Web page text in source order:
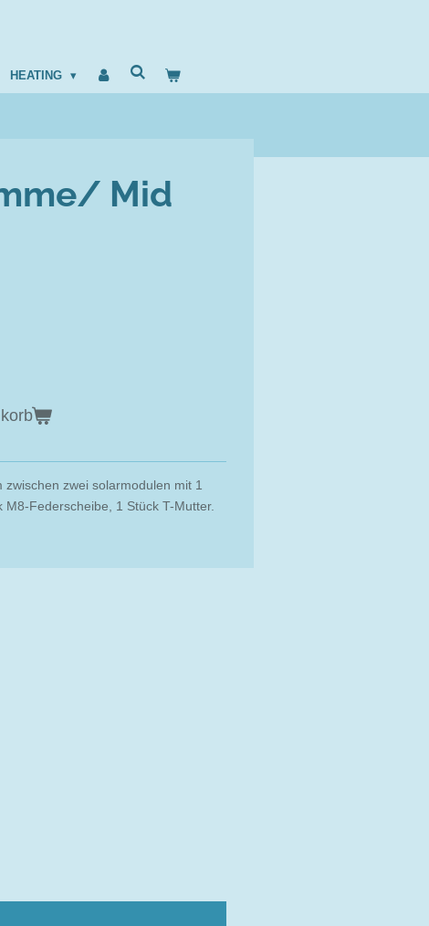
HEATING
Mid
zwischen zwei solarmodulen mit 1
M8-Federscheibe, 1 Stück T-Mutter.